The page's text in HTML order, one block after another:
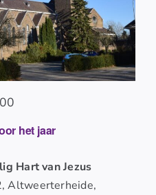
het jaar
Hart van Jezus
Altweerterheide,